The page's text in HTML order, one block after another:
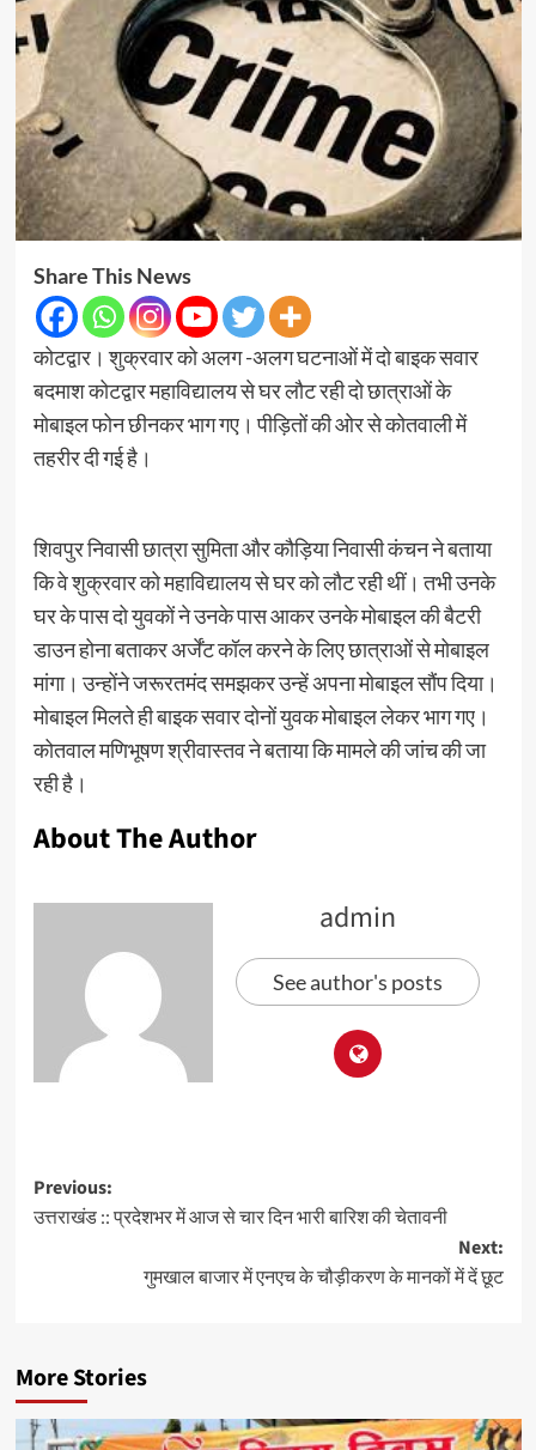
Share This News
कोटद्वार। शुक्रवार को अलग -अलग घटनाओं में दो बाइक सवार
बदमाश कोटद्वार महाविद्यालय से घर लौट रही दो छात्राओं के
मोबाइल फोन छीनकर भाग गए। पीड़ितों की ओर से कोतवाली में
तहरीर दी गई है।
शिवपुर निवासी छात्रा सुमिता और कौड़िया निवासी कंचन ने बताया
कि वे शुक्रवार को महाविद्यालय से घर को लौट रही थीं। तभी उनके
घर के पास दो युवकों ने उनके पास आकर उनके मोबाइल की बैटरी
डाउन होना बताकर अर्जेंट कॉल करने के लिए छात्राओं से मोबाइल
मांगा। उन्होंने जरूरतमंद समझकर उन्हें अपना मोबाइल सौंप दिया।
मोबाइल मिलते ही बाइक सवार दोनों युवक मोबाइल लेकर भाग गए।
कोतवाल मणिभूषण श्रीवास्तव ने बताया कि मामले की जांच की जा
रही है।
About The Author
admin
See author's posts
Previous:
उत्तराखंड :: प्रदेशभर में आज से चार दिन भारी बारिश की चेतावनी
Next:
गुमखाल बाजार में एनएच के चौड़ीकरण के मानकों में दें छूट
More Stories